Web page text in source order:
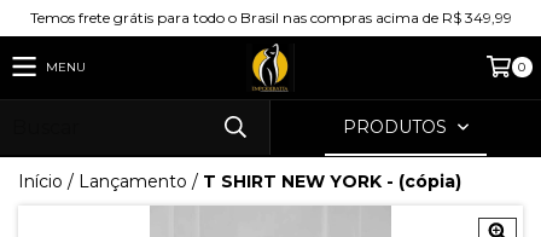
Temos frete grátis para todo o Brasil nas compras acima de R$ 349,99
MENU 0
PRODUTOS
Início / Lançamento / T SHIRT NEW YORK - (cópia)